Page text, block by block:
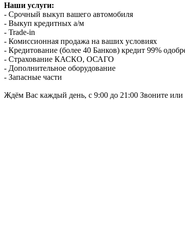
Наши услуги:
- Срочный выкуп вашего автомобиля
- Выкуп кредитных а/м
- Trade-in
- Комиссионная продажа на ваших условиях
- Кредитование (более 40 Банков) кредит 99%
- Страхование КАСКО, ОСАГО
- Дополнительное оборудование
- Запасные части
Ждём Вас каждый день, с 9:00 до 21:00 Звоните или